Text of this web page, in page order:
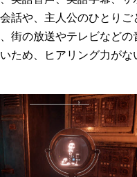
話や、主人公のひとりご
街の放送やテレビなどの
ため、ヒアリング力がな